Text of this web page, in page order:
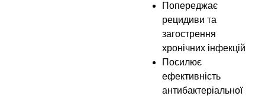
Попереджає
рецидиви та
загострення
хронічних інфекцій
Посилює
ефективність
антибактеріальної